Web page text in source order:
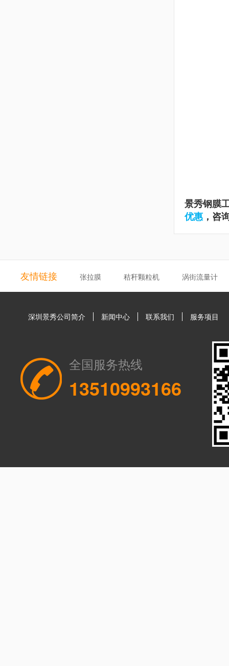
景秀钢膜
优惠 ，咨
友情链接 张拉膜 秸秆颗粒机 涡街流量计
深圳景秀公司简介 新闻中心 联系我们 服务项目
全国服务热线
13510993166